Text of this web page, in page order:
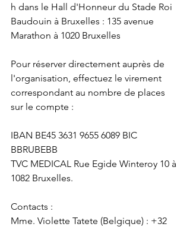
h dans le Hall d'Honneur du Stade Roi
Baudouin à Bruxelles : 135 avenue
Marathon à 1020 Bruxelles
Pour réserver directement auprès de
l'organisation, effectuez le virement
correspondant au nombre de places
sur le compte :
IBAN BE45 3631 9655 6089 BIC
BBRUBEBB
TVC MEDICAL Rue Egide Winteroy 10 à
1082 Bruxelles.
Contacts :
Mme. Violette Tatete (Belgique) : +32